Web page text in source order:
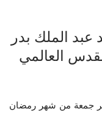
الملك بدر
العالمي
جمعة من شهر رمضان